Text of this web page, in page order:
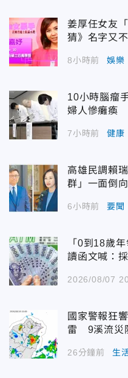
姜厚任女友
猜》名字又
8小時前 娛樂
10小時腦瘤
婦人慘癱瘓
7小時前 健康
高雄民調賴
群」一面倒向
6小時前 要聞
「0到18歲
讀函文喊：
2026/08/07
國家警報狂
雷 9溪流災
26分鐘前 生